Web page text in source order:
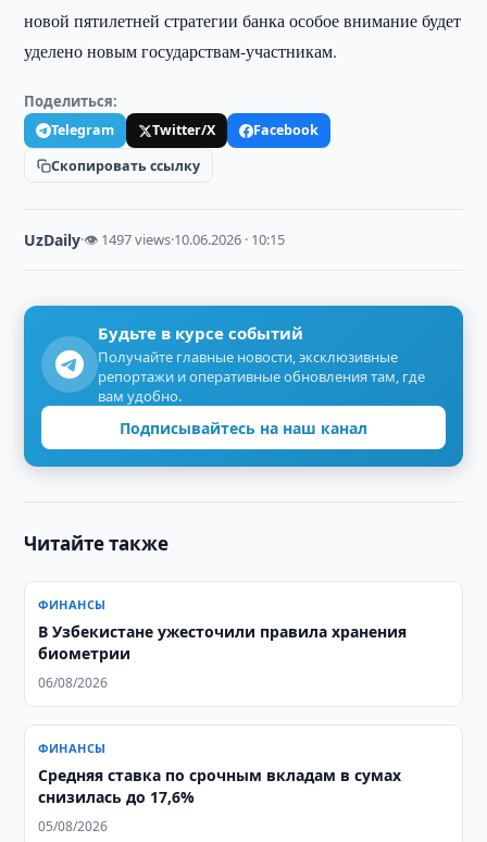
новой пятилетней стратегии банка особое внимание будет
уделено новым государствам-участникам.
Поделиться:
Telegram Twitter/X
Facebook
Скопировать ссылку
UzDaily·👁 1497 views·10.06.2026 · 10:15
Будьте в курсе событий
Получайте главные новости, эксклюзивные
репортажи и оперативные обновления там, где
вам удобно.
Подписывайтесь на наш канал
Читайте также
ФИНАНСЫ
В Узбекистане ужесточили правила хранения
биометрии
06/08/2026
ФИНАНСЫ
Средняя ставка по срочным вкладам в сумах
снизилась до 17,6%
05/08/2026